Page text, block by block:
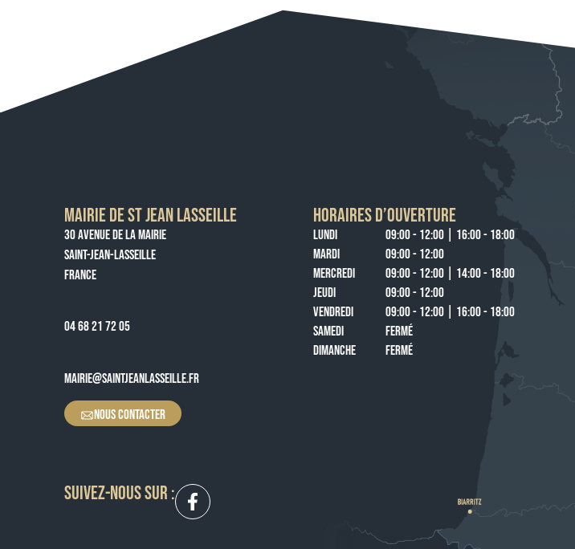
MAIRIE DE ST JEAN LASSEILLE
30 AVENUE DE LA MAIRIE
SAINT-JEAN-LASSEILLE
FRANCE
04 68 21 72 05
MAIRIE@SAINTJEANLASSEILLE.FR
NOUS CONTACTER
HORAIRES D’OUVERTURE
LUNDI
09:00 - 12:00 | 16:00 - 18:00
MARDI
09:00 - 12:00
MERCREDI
09:00 - 12:00 | 14:00 - 18:00
JEUDI
09:00 - 12:00
VENDREDI
09:00 - 12:00 | 16:00 - 18:00
SAMEDI
FERMÉ
DIMANCHE
FERMÉ
SUIVEZ-NOUS SUR :